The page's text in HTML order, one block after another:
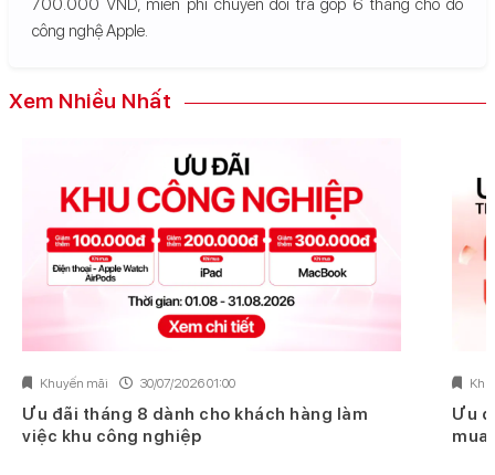
700.000 VND, miễn phí chuyển đổi trả góp 6 tháng cho đồ
công nghệ Apple.
Xem Nhiều Nhất
Khuyến mãi 30/07/2026 01:00
Ưu đãi tháng 8 dành cho khách hàng làm
việc khu công nghiệp
Ưu
mua